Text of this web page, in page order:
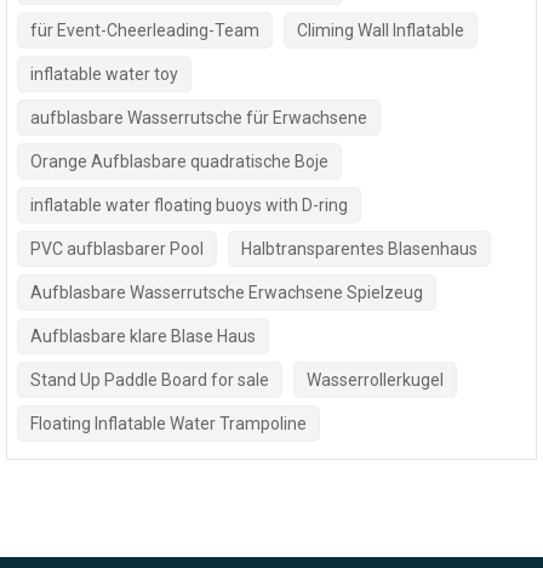
für Event-Cheerleading-Team Climing Wall Inflatable
inflatable water toy
aufblasbare Wasserrutsche für Erwachsene
Orange Aufblasbare quadratische Boje
inflatable water floating buoys with D-ring
PVC aufblasbarer Pool Halbtransparentes Blasenhaus
Aufblasbare Wasserrutsche Erwachsene Spielzeug
Aufblasbare klare Blase Haus
Stand Up Paddle Board for sale Wasserrollerkugel
Floating Inflatable Water Trampoline